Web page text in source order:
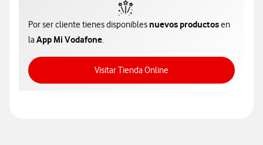
Por ser cliente tienes disponibles nuevos productosen
laApp Mi Vodafone.
Visitar Tienda OnlineAcceso a Tienda Online